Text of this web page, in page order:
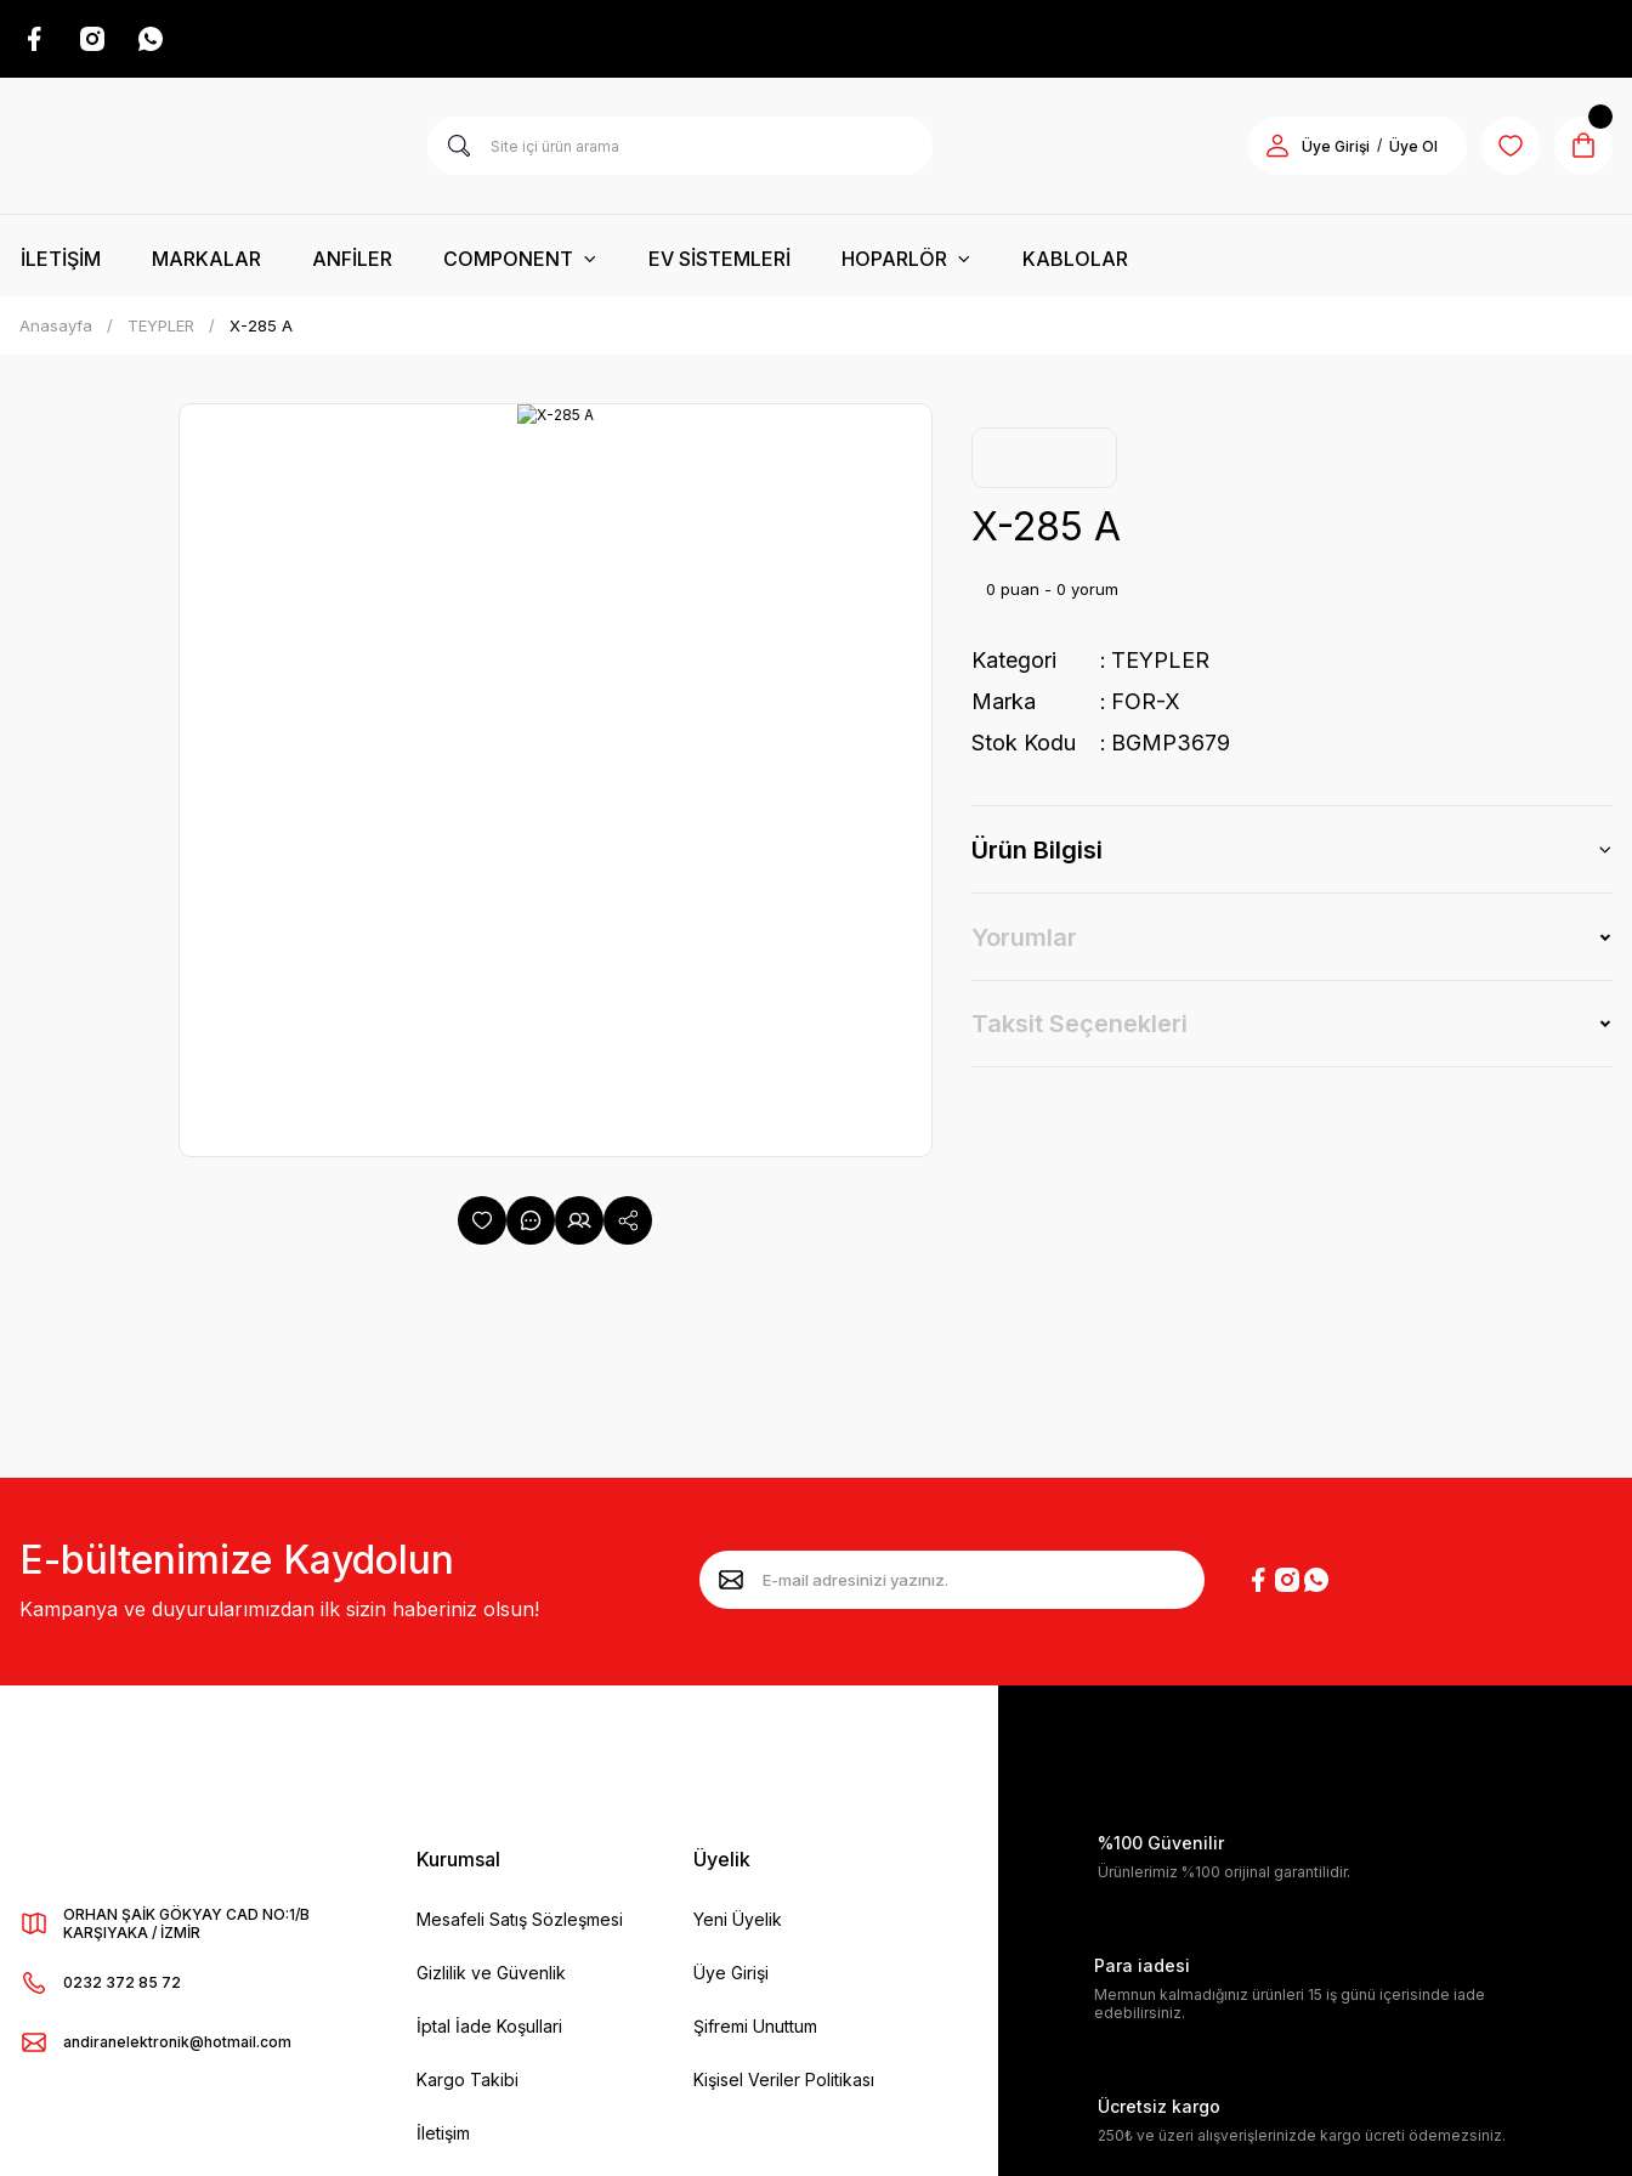
Üye Girişi / Üye Ol
İLETİŞİM MARKALAR ANFİLER COMPONENT EV SİSTEMLERİ HOPARLÖR KABLOLAR
Anasayfa TEYPLER X-285 A
X-285 A
0 puan - 0 yorum
Kategori
TEYPLER
Marka
FOR-X
Stok Kodu
BGMP3679
Ürün Bilgisi
Yorumlar
Taksit Seçenekleri
E-bültenimize Kaydolun
Kampanya ve duyurularımızdan ilk sizin haberiniz olsun!
ORHAN ŞAİK GÖKYAY CAD NO:1/B
KARŞIYAKA / İZMİR
0232 372 85 72
andiranelektronik@hotmail.com
Kurumsal
Mesafeli Satış Sözleşmesi
Gizlilik ve Güvenlik
İptal İade Koşullari
Kargo Takibi
İletişim
Üyelik
Yeni Üyelik
Üye Girişi
Şifremi Unuttum
Kişisel Veriler Politikası
%100 Güvenilir
Ürünlerimiz %100 orijinal garantilidir.
Para iadesi
Memnun kalmadığınız ürünleri 15 iş günü içerisinde iade
edebilirsiniz.
Ücretsiz kargo
250₺ ve üzeri alışverişlerinizde kargo ücreti ödemezsiniz.